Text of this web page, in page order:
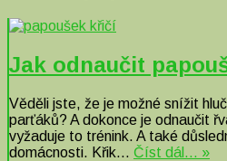
Jak odnaučit
Věděli jste, že je možné snížit
parťáků? A dokonce je odnaučit
vyžaduje to trénink. A také
domácnosti. Křik… Číst dál… »